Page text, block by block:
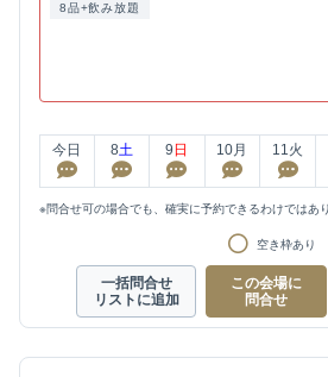
8品+飲み放題
今日 8土 9 日 10月 11 火
※問合せ可の場合でも、確実に予約できるわけではあ
空き枠あり
一括問合せ
リストに追加
この会場に
問合せ